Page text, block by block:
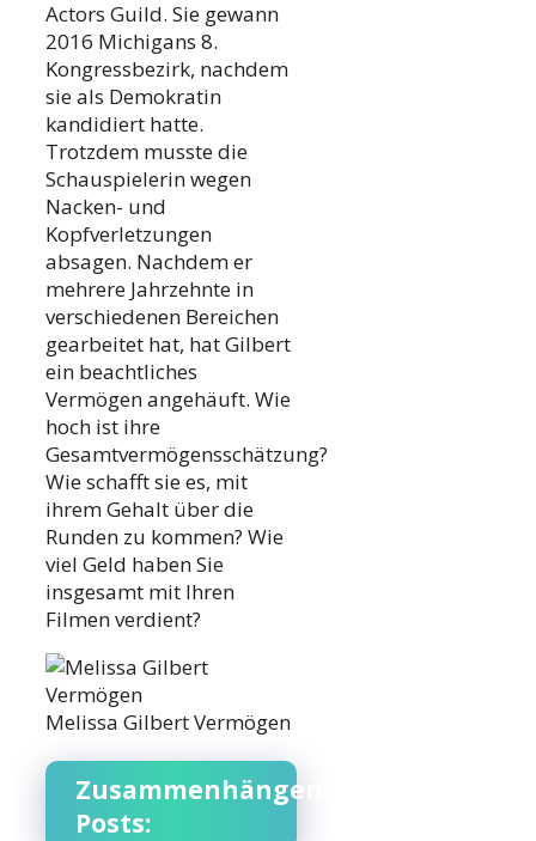
Actors Guild. Sie gewann
2016 Michigans 8.
Kongressbezirk, nachdem
sie als Demokratin
kandidiert hatte.
Trotzdem musste die
Schauspielerin wegen
Nacken- und
Kopfverletzungen
absagen. Nachdem er
mehrere Jahrzehnte in
verschiedenen Bereichen
gearbeitet hat, hat Gilbert
ein beachtliches
Vermögen angehäuft. Wie
hoch ist ihre
Gesamtvermögensschätzung?
Wie schafft sie es, mit
ihrem Gehalt über die
Runden zu kommen? Wie
viel Geld haben Sie
insgesamt mit Ihren
Filmen verdient?
Melissa Gilbert Vermögen
Zusammenhängende
Posts: